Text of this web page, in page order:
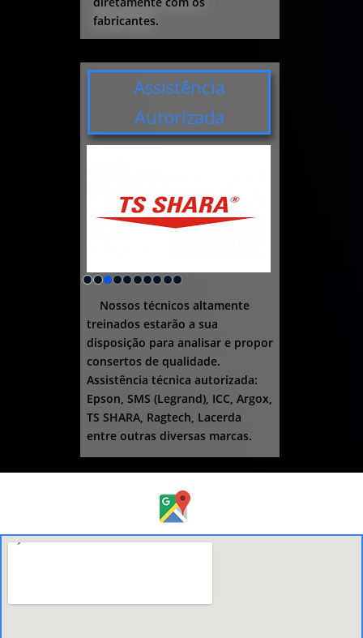
fabricantes.
Assistência
Autorizada
Nossos técnicos altamente
treinados estarão a sua
disposição para analisar e propor
consertos de qualidade.
Assistência técnica autorizada:
Epson, SMS (Legrand), ICC, Argox,
TS SHARA, Ragtech, Lacerda
entre outras diversas marcas.